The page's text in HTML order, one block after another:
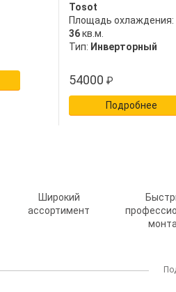
Tosot
Площадь охлаждения:
36кв.м.
Тип: Инверторный
54000 ₽
Подробнее
Широкий
ассортимент